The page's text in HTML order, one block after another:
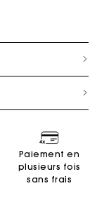
Paiement en
plusieurs fois
sans frais